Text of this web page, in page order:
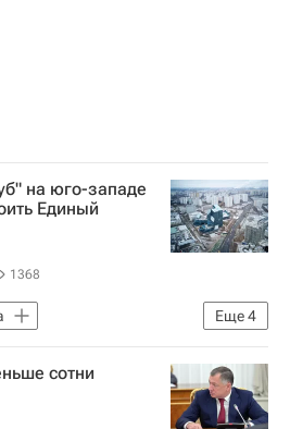
на юго-западе
Единый
1368
Еще4
Горкапстрой
сотни